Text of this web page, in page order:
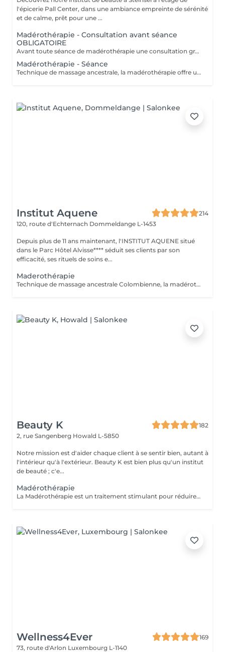
l'épicerie Pall Center, dans une ambiance empreinte de sérénité
et de calme, prêt pour une ...
Madérothérapie - Consultation avant séance
OBLIGATOIRE
Avant toute séance de madérothérapie une consultation gratuite est obligatoire afin d'envisager un traitement et de valider les contre-indications éventuelles. L'acompte sera restitué entièrement lors de votre venue, si vous n'annulez pas il sera conservé. Attention certaines contre indications sont en prendre en compte: - dèmes. - maladies rénales. - phlébites / thromboses. - insuffisance cardiaque. - dermatite (sur la zone à travailler). - plaies ouvertes. - parties osseuses. - grossesse (pas le ventre , ni le 1er trimestre). - règles abondantes. - infection, fièvre. - hypotension.
Madérothérapie - Séance
Technique de massage ancestrale, la madérothérapie offre une multitude de bénéfices sur le corps et le bien-être ! Les instruments et rouleaux en bois agissent sur toutes les zones du corps permettant un drainage profond et une tonification du corps dans son ensemble. Attention certaines contre indications sont en prendre en compte: - dèmes. - maladies rénales. - phlébites / thromboses. - insuffisance cardiaque. - dermatite (sur la zone à travailler). - plaies ouvertes. - parties osseuses. - grossesse (pas le ventre , ni le 1er trimestre). - règles abondantes. - infection, fièvre. - hypotension. TOUJOURS PRENDRE UNE CONSULTATION AVANT TOUTES PRISES DE RDV. MERCI.
Institut Aquene
214
120, route d'Echternach Dommeldange L-1453
Depuis plus de 11 ans maintenant, l'INSTITUT AQUENE situé
dans le Parc Hôtel Alvisse**** séduit ses clients par son
efficacité, ses rituels de soins e...
Maderothérapie
Technique de massage ancestrale Colombienne, la madérothérapie offre une multitude de bénéfices sur le corps ! - L'amélioration de la circulation sanguine et de la circulation lymphatique - Une peau resserrée, des muscles plus toniques - L'élimination de l'apparence de la cellulite, même profonde... Qu'il s'agisse de la peau du corps ou du visage, les instruments et rouleaux en bois de maderothérapie agissent sur toutes les zones du corps permettant une relaxation profonde et une tonification du corps dans son ensemble. Pour un bon résultat il est conseiller de faire entre 3 à 5 séances de drainage lymphatique Brésilien afin de détoxifier le corps et 10 séances de maderothérapie réparties sur 5 semaines (soit 2 séances par semaine). Et une séance par mois de chaque en entretient. Effet WOUAH garantie
Beauty K
182
2, rue Sangenberg Howald L-5850
Notre mission est d'aider chaque client à se sentir bien, autant à
l'intérieur qu'à l'extérieur. Beauty K est bien plus qu'un institut
de beauté ; c'e...
Madérothérapie
La Madérothérapie est un traitement stimulant pour réduire la cellulite, tonifier la peau et remodeler le corps. Ce massage intense utilise des instruments en bois de tailles et formes variées, adaptés aux zones du corps et aux applications spécifiques. En fonction de vos besoins, différentes techniques de frictions sont appliquées, associées à des huiles essentielles, sérums ou crèmes. Bienfaits : Tonifie et raffermit la peau Améliore la circulation sanguine et lymphatique Diminue les jambes lourdes Stimule la production de collagène, élastine et vitamine E Régule les centres d'énergie Favorise la relaxation et la respiration Réduit la cellulite et réactive le système nerveux.
Wellness4Ever
169
73, route d'Arlon Luxembourg L-1140